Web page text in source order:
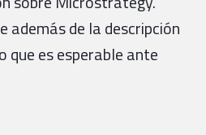
además de la descripción
que es esperable ante